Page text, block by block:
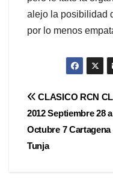
alejo la posibilidad
por lo menos
de
entradas
CLASICO RCN
2012 Septiembre 28 a
Octubre 7 Cartagena
Tunja